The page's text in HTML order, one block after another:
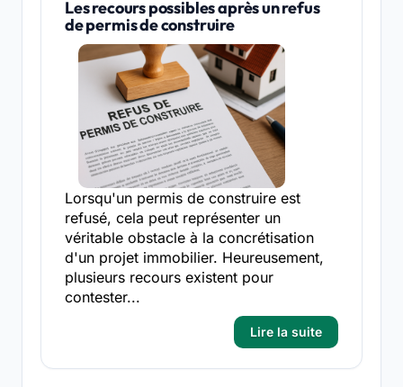
Les recours possibles après un refus
de permis de construire
Lorsqu'un permis de construire est
refusé, cela peut représenter un
véritable obstacle à la concrétisation
d'un projet immobilier. Heureusement,
plusieurs recours existent pour
contester...
Lire la suite